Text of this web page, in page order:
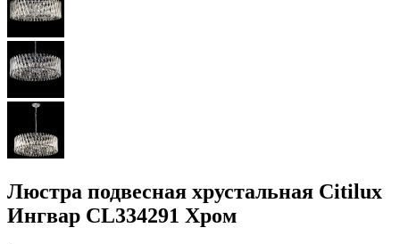
Люстра подвесная хрустальная Citilux
Ингвар CL334291 Хром